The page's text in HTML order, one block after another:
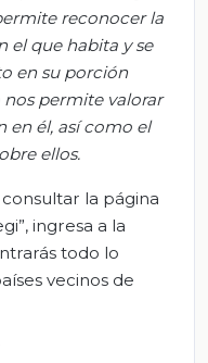
reconocer la
el que habita y se
en su porción
permite valorar
en él, así como el
ellos.
la página
ingresa a la
todo lo
vecinos de